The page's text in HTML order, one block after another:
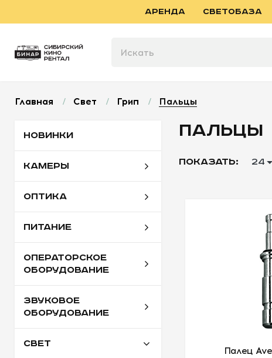
АРЕНДА СВЕТОБАЗА
Главная / Свет / Грип / Пальцы
НОВИНКИ
КАМЕРЫ
ОПТИКА
ПИТАНИЕ
ОПЕРАТОРСКОЕ
ОБОРУДОВАНИЕ
ЗВУКОВОЕ
ОБОРУДОВАНИЕ
СВЕТ
ПАЛЬЦЫ
ПОКАЗАТЬ: 24
Палец